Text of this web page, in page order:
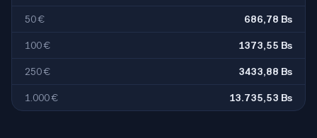
50 € 686,78 Bs
100 € 1373,55 Bs
250 € 3433,88 Bs
1.000 € 13.735,53 Bs